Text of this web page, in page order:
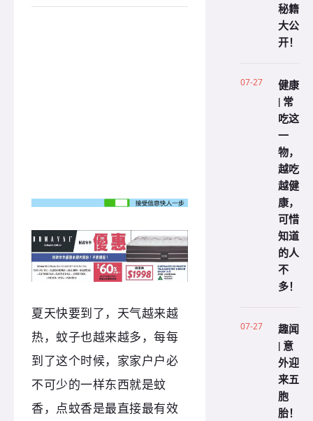
夏天快要到了，天气越来越
热，蚊子也越来越多，每每
到了这个时候，家家户户必
不可少的一样东西就是蚊
香，点蚊香是最直接最有效
秘籍
大公
开！
07-27
健康
| 常
吃这
一
物，
越吃
越健
康，
可惜
知道
的人
不
多！
07-27
趣闻
| 意
外迎
来五
胞
胎！